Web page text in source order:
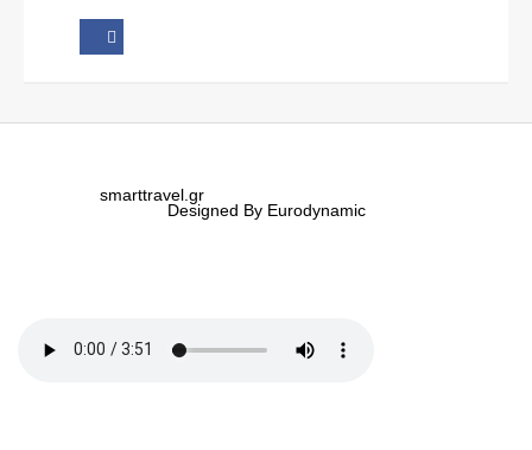
smarttravel.gr
Designed By Eurodynamic